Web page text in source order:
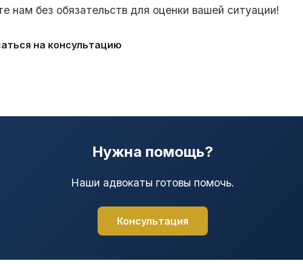
нам без обязательств для оценки вашей ситуации!
на консультацию
Нужна помощь?
Наши адвокаты готовы помочь.
Консультация